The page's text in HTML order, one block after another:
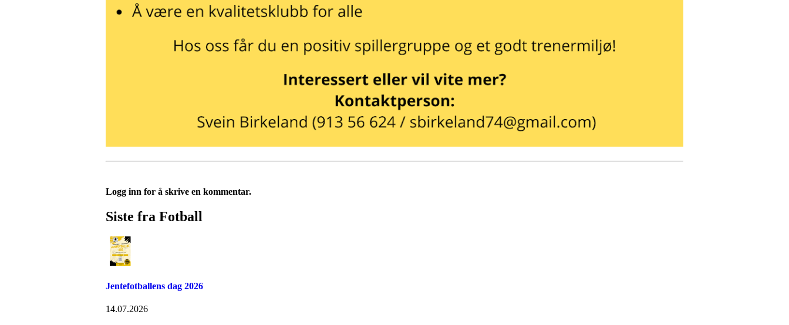
Logg inn for å skrive en kommentar.
Siste fra Fotball
Jentefotballens dag 2026
14.07.2026